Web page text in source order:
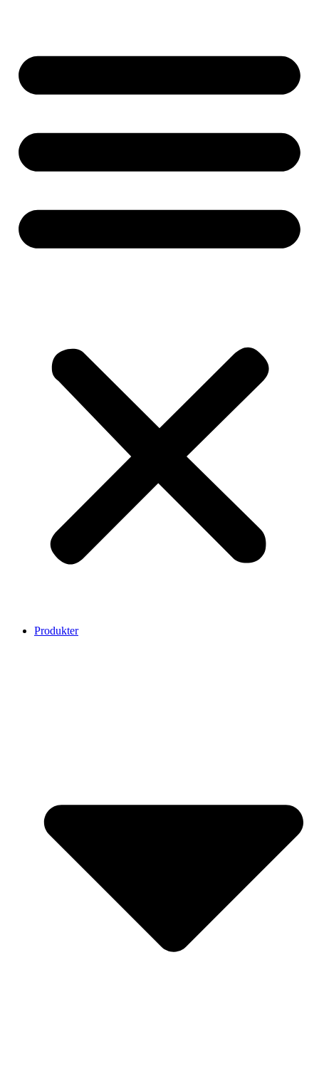
Produkter